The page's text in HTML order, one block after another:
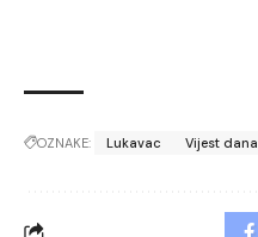
OZNAKE: Lukavac Vijest dana